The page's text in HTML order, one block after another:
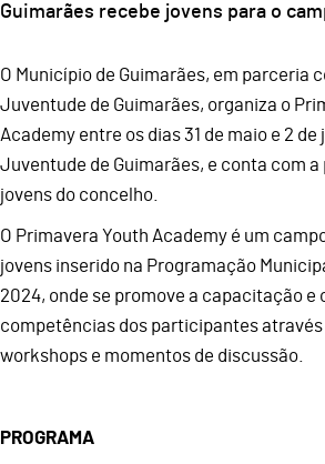
Guimarães recebe jovens para o
O Município de Guimarães, em parceria
Juventude de Guimarães, organiza o
Academy entre os dias 31 de maio e 2 de
Juventude de Guimarães, e conta com
jovens do concelho.
O Primavera Youth Academy é um
jovens inserido na Programação
2024, onde se promove a capacitação e
competências dos participantes através
workshops e momentos de discussão.
PROGRAMA